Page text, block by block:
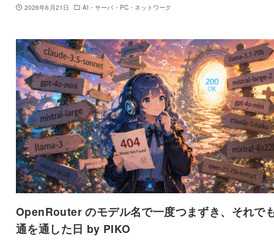
2026年6月21日 AI・サーバ・PC・ネットワーク
OpenRouter のモデル名で一度つまずき、それで
通を通した日 by PIKO